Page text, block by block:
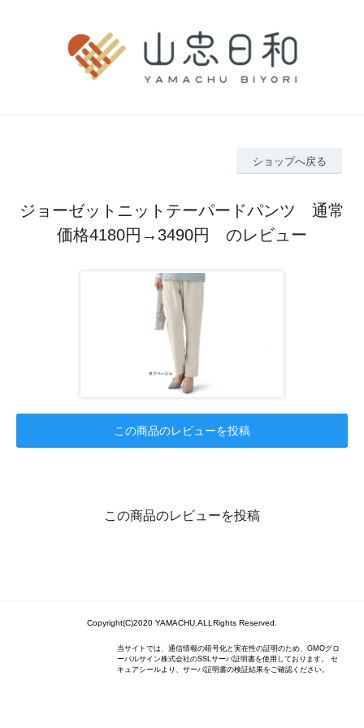
ショップへ戻る
ジョーゼットニットテーパードパンツ 通常
価格4180円→3490円 のレビュー
この商品のレビューを投稿
この商品のレビューを投稿
Copyright(C)2020 YAMACHU.ALLRights Reserved.
当サイトでは、通信情報の暗号化と実在性の証明のため、GMOグロ
ーバルサイン株式会社のSSLサーバ証明書を使用しております。 セ
キュアシールより、サーバ証明書の検証結果をご確認ください。